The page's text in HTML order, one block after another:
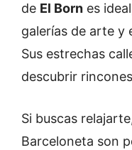
de El Born es
galerías de arte y
Sus estrechas
descubrir
Si buscas
Barceloneta son